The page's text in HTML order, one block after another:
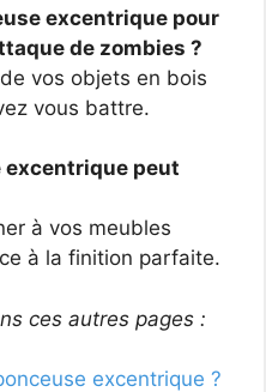
excentrique pour
de zombies ?
vos objets en bois
vous battre.
excentrique peut
à vos meubles
à la finition parfaite.
ces autres pages :
excentrique ?